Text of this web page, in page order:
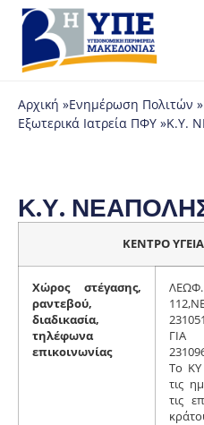
Αρχική »Ενημέρωση Πολιτών »
Εξωτερικά Ιατρεία ΠΦΥ »Κ.Υ.
Κ.Υ.
ΚΕΝΤΡΟ
Χώρος στέγασης,
ραντεβού,
διαδικασία,
τηλέφωνα
επικοινωνίας
Το ΚΥ
τις
τις